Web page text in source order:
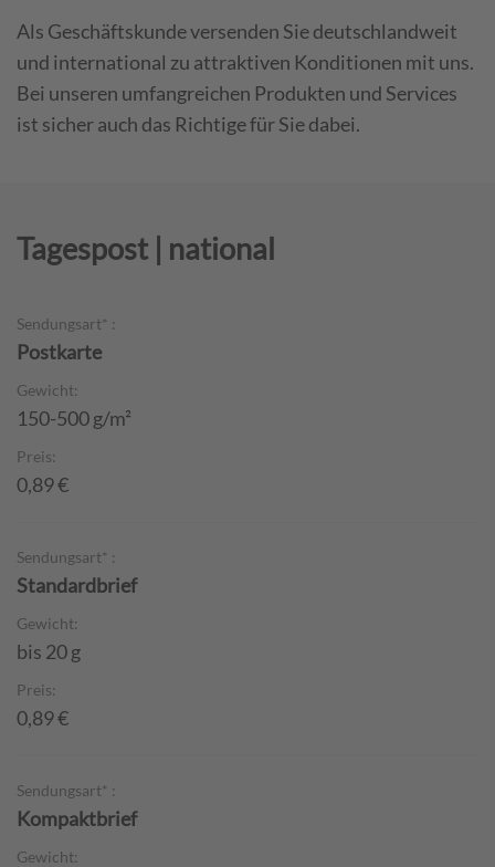
Als Geschäftskunde versenden Sie deutschlandweit
und international zu attraktiven Konditionen mit uns.
Bei unseren umfangreichen Produkten und Services
ist sicher auch das Richtige für Sie dabei.
Tagespost | national
Sendungsart* :
Postkarte
Gewicht:
150-500 g/m²
Preis:
0,89 €
Sendungsart* :
Standardbrief
Gewicht:
bis 20 g
Preis:
0,89 €
Sendungsart* :
Kompaktbrief
Gewicht: